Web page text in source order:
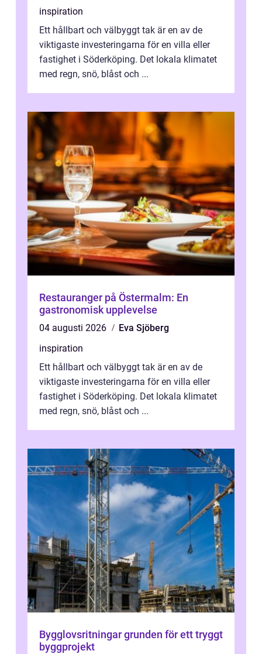
inspiration
Ett hållbart och välbyggt tak är en av de
viktigaste investeringarna för en villa eller
fastighet i Söderköping. Det lokala klimatet
med regn, snö, blåst och ...
Restauranger på Östermalm: En
gastronomisk upplevelse
04 augusti 2026
Eva Sjöberg
inspiration
Ett hållbart och välbyggt tak är en av de
viktigaste investeringarna för en villa eller
fastighet i Söderköping. Det lokala klimatet
med regn, snö, blåst och ...
Bygglovsritningar grunden för ett tryggt
byggprojekt